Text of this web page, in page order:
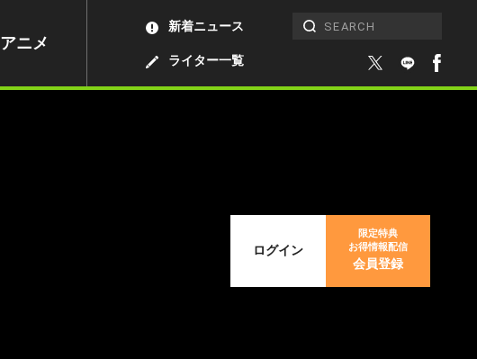
アニメ
ライター一覧
新着ニュース
ログイン
限定特典
お得情報配信
会員登録